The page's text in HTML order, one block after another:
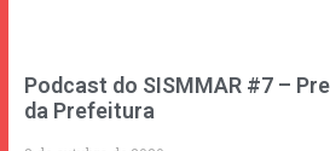
Podcast do SISMMAR #7 –
da Prefeitura